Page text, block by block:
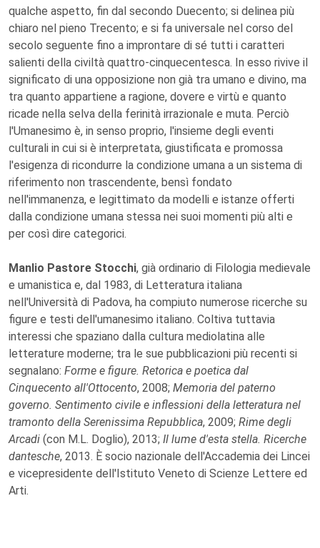
qualche aspetto, fin dal secondo Duecento; si delinea più
chiaro nel pieno Trecento; e si fa universale nel corso del
secolo seguente fino a improntare di sé tutti i caratteri
salienti della civiltà quattro-cinquecentesca. In esso rivive il
significato di una opposizione non già tra umano e divino, ma
tra quanto appartiene a ragione, dovere e virtù e quanto
ricade nella selva della ferinità irrazionale e muta. Perciò
l'Umanesimo è, in senso proprio, l'insieme degli eventi
culturali in cui si è interpretata, giustificata e promossa
l'esigenza di ricondurre la condizione umana a un sistema di
riferimento non trascendente, bensì fondato
nell'immanenza, e legittimato da modelli e istanze offerti
dalla condizione umana stessa nei suoi momenti più alti e
per così dire categorici.
Manlio Pastore Stocchi, già ordinario di Filologia medievale
e umanistica e, dal 1983, di Letteratura italiana
nell'Università di Padova, ha compiuto numerose ricerche su
figure e testi dell'umanesimo italiano. Coltiva tuttavia
interessi che spaziano dalla cultura mediolatina alle
letterature moderne; tra le sue pubblicazioni più recenti si
segnalano: Forme e figure. Retorica e poetica dal
Cinquecento all'Ottocento, 2008; Memoria del paterno
governo. Sentimento civile e inflessioni della letteratura nel
tramonto della Serenissima Repubblica, 2009; Rime degli
Arcadi (con M.L. Doglio), 2013; Il lume d'esta stella. Ricerche
dantesche, 2013. È socio nazionale dell'Accademia dei Lincei
e vicepresidente dell'Istituto Veneto di Scienze Lettere ed
Arti.